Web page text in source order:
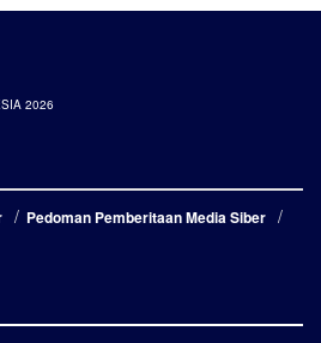
2026
Pedoman Pemberitaan Media Siber